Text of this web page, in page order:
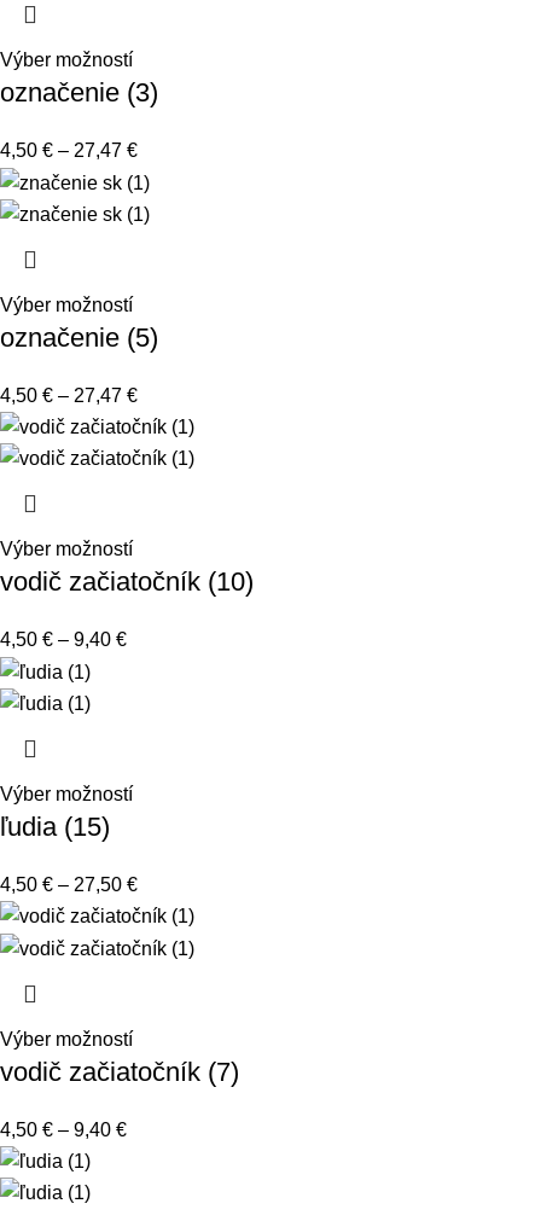
Výber možností
označenie (3)
4,50 € – 27,47 €
Výber možností
označenie (5)
4,50 € – 27,47 €
Výber možností
vodič začiatočník (10)
4,50 € – 9,40 €
Výber možností
ľudia (15)
4,50 € – 27,50 €
Výber možností
vodič začiatočník (7)
4,50 € – 9,40 €